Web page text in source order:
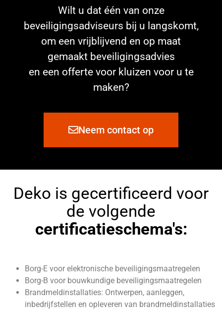
Wilt u dat één van onze
beveiligingsadviseurs bij u langskomt,
om een vrijblijvend en op maat
gemaakt beveiligingsadvies
en een offerte voor kluizen voor u te
maken?
Neem contact op
Deko is gecertificeerd voor
de volgende
certificatieschema's:
Borg-E voor elektronische beveiligingsmaatregelen
Borg-B voor bouwkundige beveiligingsmaatregelen
Brandmeldinstallaties: Ontwerpen, aanleggen,
inbedrijfstellen en opleveren van brandmeldinstallaties